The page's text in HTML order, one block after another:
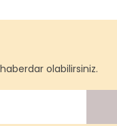
olabilirsiniz.